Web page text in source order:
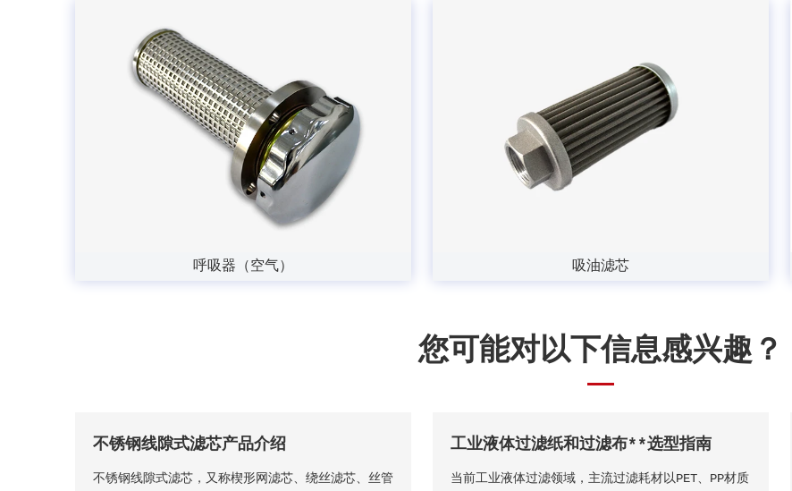
呼吸器（空气） 吸油滤芯
您可能对以下信息感兴趣？
不锈钢线隙式滤芯产品介绍
不锈钢线隙式滤芯，又称楔形网滤芯、绕丝滤芯​、丝管
工业液体过滤纸和过滤布**选型指南
当前工业液体过滤领域，主流过滤耗材以PET、PP材质